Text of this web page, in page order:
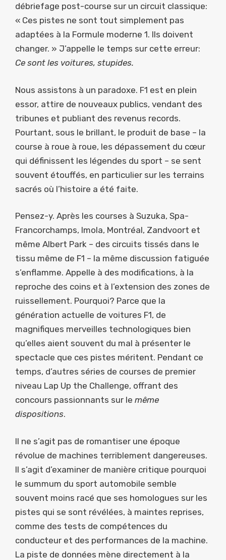
débriefage post-course sur un circuit classique:
« Ces pistes ne sont tout simplement pas
adaptées à la Formule moderne 1. Ils doivent
changer. » J’appelle le temps sur cette erreur:
Ce sont les voitures, stupides.
Nous assistons à un paradoxe. F1 est en plein
essor, attire de nouveaux publics, vendant des
tribunes et publiant des revenus records.
Pourtant, sous le brillant, le produit de base – la
course à roue à roue, les dépassement du cœur
qui définissent les légendes du sport – se sent
souvent étouffés, en particulier sur les terrains
sacrés où l’histoire a été faite.
Pensez-y. Après les courses à Suzuka, Spa-
Francorchamps, Imola, Montréal, Zandvoort et
même Albert Park – des circuits tissés dans le
tissu même de F1 – la même discussion fatiguée
s’enflamme. Appelle à des modifications, à la
reproche des coins et à l’extension des zones de
ruissellement. Pourquoi? Parce que la
génération actuelle de voitures F1, de
magnifiques merveilles technologiques bien
qu’elles aient souvent du mal à présenter le
spectacle que ces pistes méritent. Pendant ce
temps, d’autres séries de courses de premier
niveau Lap Up the Challenge, offrant des
concours passionnants sur le même
dispositions.
Il ne s’agit pas de romantiser une époque
révolue de machines terriblement dangereuses.
Il s’agit d’examiner de manière critique pourquoi
le summum du sport automobile semble
souvent moins racé que ses homologues sur les
pistes qui se sont révélées, à maintes reprises,
comme des tests de compétences du
conducteur et des performances de la machine.
La piste de données mène directement à la